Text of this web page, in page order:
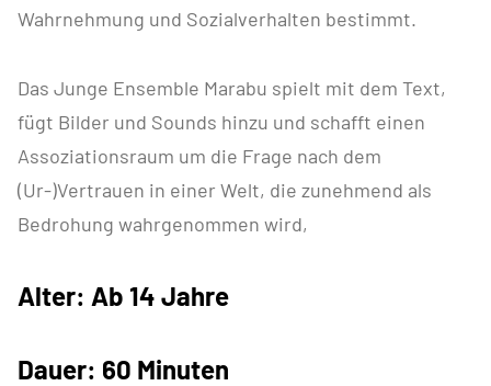
Wahrnehmung und Sozialverhalten bestimmt.
Das Junge Ensemble Marabu spielt mit dem Text,
fügt Bilder und Sounds hinzu und schafft einen
Assoziationsraum um die Frage nach dem
(Ur-)Vertrauen in einer Welt, die zunehmend als
Bedrohung wahrgenommen wird,
Alter: Ab 14 Jahre
Dauer: 60 Minuten